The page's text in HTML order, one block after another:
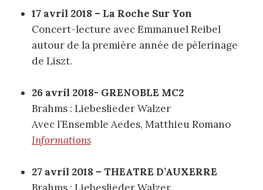
17 avril 2018 – La Roche Sur Yon
Concert-lecture avec Emmanuel Reibel
autour de la première année de pèlerinage
de Liszt.
26 avril 2018- GRENOBLE MC2
Brahms : Liebeslieder Walzer
Avec l’Ensemble Aedes, Matthieu Romano
Informations
27 avril 2018 – THEATRE D’AUXERRE